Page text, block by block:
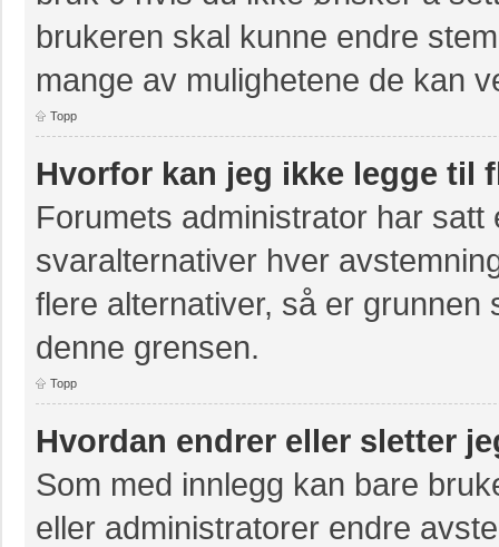
brukeren skal kunne endre
mange av mulighetene de kan
Topp
Hvorfor kan jeg ikke legge til
Forumets administrator har
svaralternativer hver
flere alternativer, så er
denne grensen.
Topp
Hvordan endrer eller sletter
Som med innlegg kan bare
eller administratorer endre